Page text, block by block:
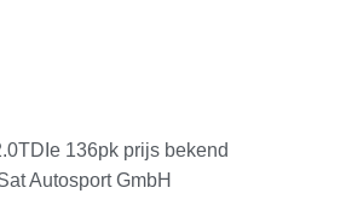
136pk prijs bekend
Autosport GmbH